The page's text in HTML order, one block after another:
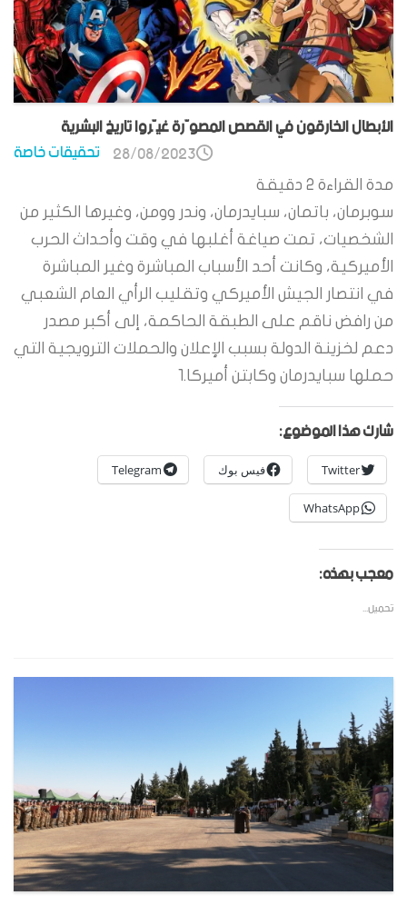
الأبطال الخارقون في القصص المصوّرة غيّروا تاريخ البشرية
تحقيقات خاصة 28/08/2023
مدة القراءة 2 دقيقة
سوبرمان، باتمان، سبايدرمان، وندر وومن، وغيرها الكثير من
الشخصيات، تمت صياغة أغلبها في وقت وأحداث الحرب
الأميركية، وكانت أحد الأسباب المباشرة وغير المباشرة
في انتصار الجيش الأميركي وتقليب الرأي العام الشعبي
من رافض ناقم على الطبقة الحاكمة، إلى أكبر مصدر
دعم لخزينة الدولة بسبب الإعلان والحملات الترويجية التي
حملها سبايدرمان وكابتن أميركا.1
شارك هذا الموضوع:
Twitter فيس بوك Telegram
WhatsApp
معجب بهذه:
تحميل...